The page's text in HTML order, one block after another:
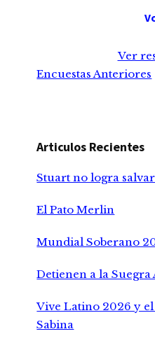
Ver
Encuestas Anteriores
Articulos Recientes
Stuart no logra
El Pato Merlin
Mundial Soberano
Detienen a la Suegra
Vive Latino 2026 y el
Sabina